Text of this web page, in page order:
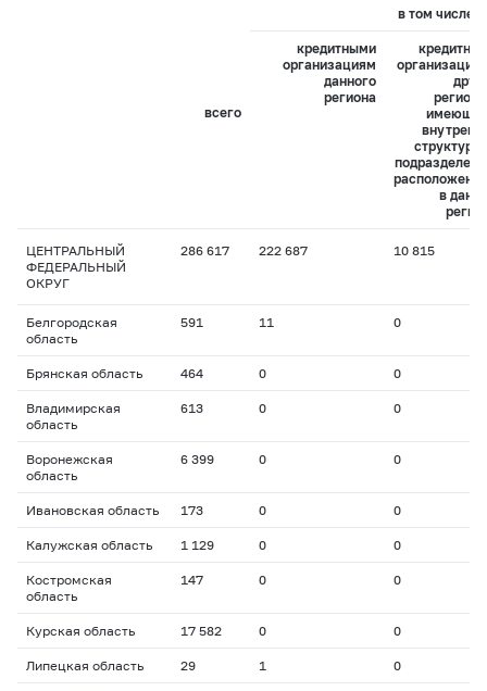
всего
в том числе:
кредитными
организациям
данного
региона
в
ЦЕНТРАЛЬНЫЙ
ФЕДЕРАЛЬНЫЙ
ОКРУГ
286 617 222 687 10 815
Белгородская
область
591 11 0
Брянская область 464 0 0
Владимирская
область
613 0 0
Воронежская
область
6 399 0 0
Ивановская область 173 0 0
Калужская область 1 129 0 0
Костромская
область
147 0 0
Курская область 17 582 0 0
Липецкая область 29 1 0